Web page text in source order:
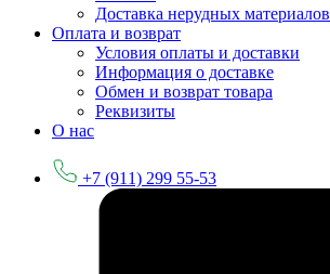
Доставка нерудных материалов
Оплата и возврат
Условия оплаты и доставки
Информация о доставке
Обмен и возврат товара
Реквизиты
О нас
+7 (911) 299 55-53